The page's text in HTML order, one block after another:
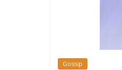
Gossip